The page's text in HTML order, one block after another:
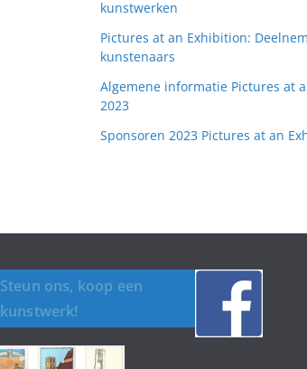
kunstwerken
Pictures at an Exhibition:
kunstenaars
Algemene informatie Pictures at
2023
Sponsoren 2023 Pictures at an
Steun ons, koop een
kunstwerk!